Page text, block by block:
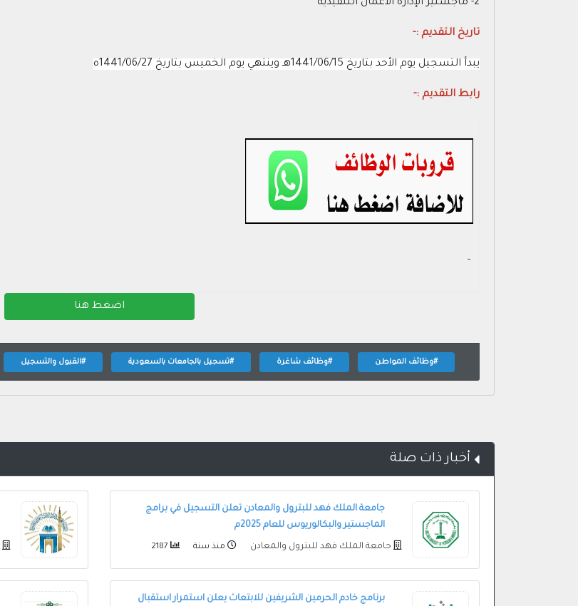
2- ماجستير الإدارة الأعمال التنفيذية
تاريخ التقديم :-
يبدأ التسجيل يوم الأحد بتاريخ 1441/06/15هـ وينتهي يوم الخميس بتاريخ 1441/06/27ه
رابط التقديم :-
- ‏
اضغط هنا
#وظائف المواطن #وظائف شاغرة #تسجيل بالجامعات بالسعودية #القبول والتسجيل
أخبار ذات صلة
جامعة الملك فهد للبترول والمعادن تعلن التسجيل في برامج
الماجستير والبكالوريوس للعام 2025م
جامعة الملك فهد للبترول والمعادن منذ سنة
برنامج خادم الحرمين الشريفين للابتعاث يعلن استمرار استقبال